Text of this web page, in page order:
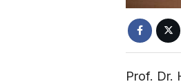
Prof. Dr.